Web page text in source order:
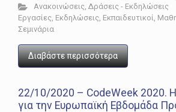
Ανακοινώσεις, Δράσεις - Εκδηλώσεις
Εργασίες, Εκδηλώσεις, Εκπαιδευτικοί,
Σεμινάρια
Διαβάστε περισσότερα
22/10/2020 – CodeWeek 2020.
για την Ευρωπαϊκή Εβδομάδα